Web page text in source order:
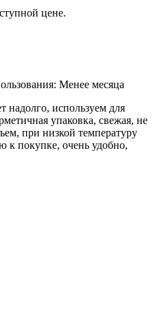
цене.
Менее месяца
надолго, используем для
упаковка, свежая, не
при низкой температуру
к покупке, очень удобно,